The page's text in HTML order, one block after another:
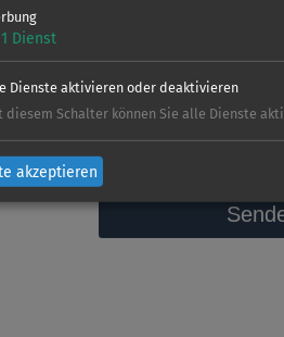
dass die von mir oben
meiner Anfrage genutzt werden. Eine
für die Zukunft widerrufen werden.
1 Dienst
Dienste aktivieren oder deaktivieren
diesem Schalter können Sie alle Dienste
akzeptieren